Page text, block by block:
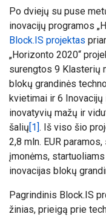
Po dviejų su puse
inovacijų programos
Block.IS projektas
„Horizonto 2020“
surengtos 9 Klasterių
blokų grandinės
kvietimai ir 6 Inovacijų
inovatyvių mažų ir
šalių[1]. Iš viso šio
2,8 mln. EUR
įmonėms,
inovacijas blokų
Pagrindinis Block.IS
žinias, prieigą prie